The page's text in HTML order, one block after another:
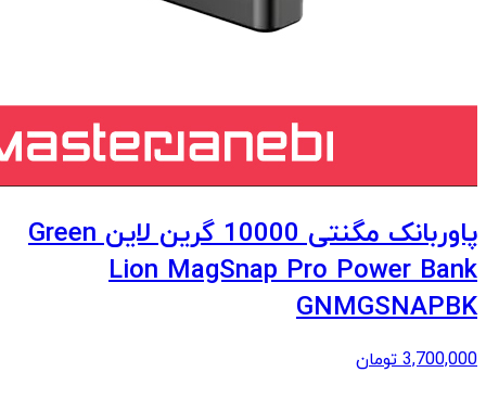
پاوربانک مگنتی 10000 گرین لاین Green
Lion MagSnap Pro Power Bank
GNMGSNAPBK
3,700,000 تومان